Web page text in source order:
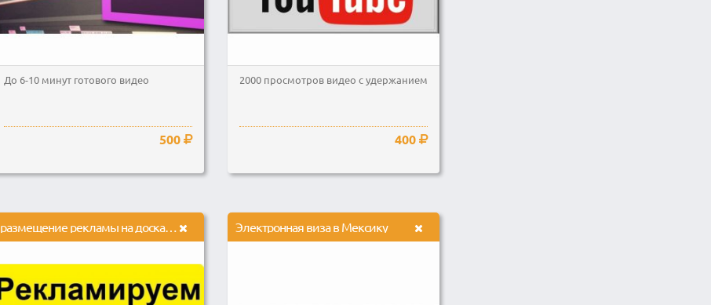
До 6-10 минут готового видео
500
2000 просмотров видео с удержанием на YouTube
400
размещение рекламы на досках объявлений. Электронная виза в Мексику